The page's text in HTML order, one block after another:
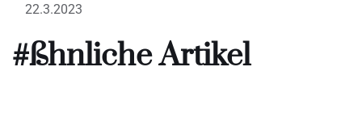
22.3.2023
#ßhnliche Artikel